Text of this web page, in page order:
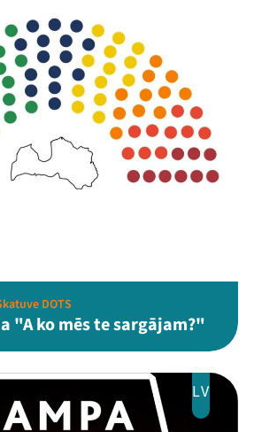
Youtube
X Instagram
Flick TikTok
DOTS
"A ko mēs te sargājam?"
LV